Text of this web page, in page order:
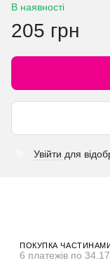
В наявності
205 грн
Увійти для
ПОКУПКА
6 платежів по